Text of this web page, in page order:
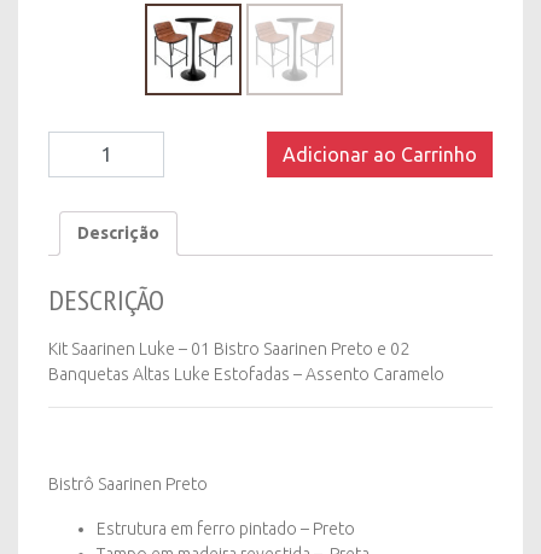
Saarinen
Caramelo
quantity
Adicionar ao Carrinho
Descrição
DESCRIÇÃO
Kit Saarinen Luke – 01 Bistro Saarinen Preto e 02
Banquetas Altas Luke Estofadas – Assento Caramelo
Bistrô Saarinen Preto
Estrutura em ferro pintado – Preto